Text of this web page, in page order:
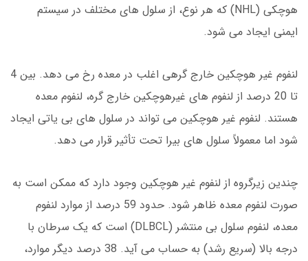
هوچکی (NHL) که هر نوع، از سلول های مختلف در سیستم
ایمنی ایجاد می شود.
لنفوم غیر هوچکین خارج گرهی اغلب در معده رخ می دهد. بین 4
تا 20 درصد از لنفوم های غیرهوچکین خارج گره، لنفوم معده
هستند. لنفوم غیر هوچکین می تواند در سلول های بی یاتی ایجاد
شود اما معمولاً سلول های بیرا تحت تأثیر قرار می دهد.
چندین زیرگروه از لنفوم غیر هوچکین وجود دارد که ممکن است به
صورت لنفوم معده ظاهر شود. حدود 59 درصد از موارد لنفوم
معده، لنفوم سلول بی منتشر (DLBCL) است که یک سرطان با
درجه بالا (سریع رشد) به حساب می آید. 38 درصد دیگر موارد،